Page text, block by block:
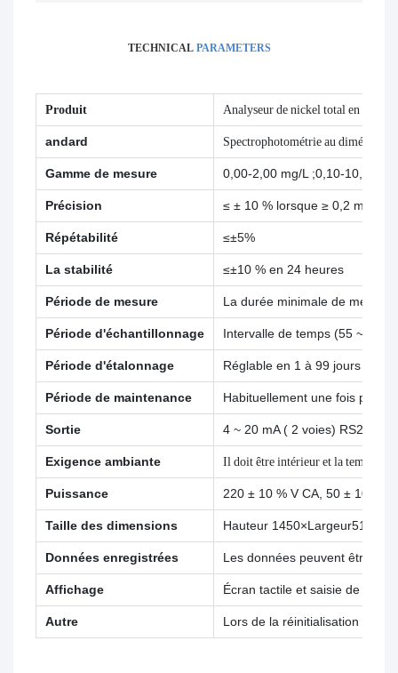
TECHNICAL PARAMETERS
Produit Analyseur de nickel total en ligne
andard Spectrophotométrie au
Gamme de mesure 0,00-2,00 mg/L ;0,10-10,00
Précision ≤ ± 10 % lorsque ≥ 0,2 mg/L ;
Répétabilité ≤±5%
La stabilité ≤±10 % en 24 heures
Période de mesure La durée minimale de
Période d'échantillonnage Intervalle de temps (55 ~
Période d'étalonnage Réglable en 1 à 99 jours ;
Période de maintenance Habituellement une fois par
Sortie 4 ~ 20 mA ( 2 voies)
Exigence ambiante Il doit être intérieur et la
Puissance 220 ± 10 % V CA, 50 ± 10 %
Taille des dimensions Hauteur
Données enregistrées Les données peuvent être
Affichage Écran tactile et saisie de
Autre Lors de la réinitialisation